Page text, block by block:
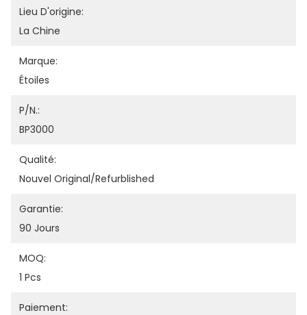
Lieu D'origine:
La Chine
Marque:
Étoiles
P/N.:
BP3000
Qualité:
Nouvel Original/refurblished
Garantie:
90 Jours
MOQ:
1 Pcs
Paiement: